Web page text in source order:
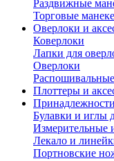
Раздвижные
Торговые
Оверлоки и
Коверлоки
Лапки для
Оверлоки
Плоттеры и
Булавки и иглы
Измерительные
Лекало и
Портновские